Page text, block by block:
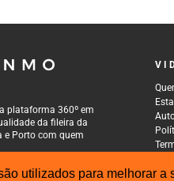
utilizados para melhorar
plataforma 360º em
da fileira da
e Porto com quem